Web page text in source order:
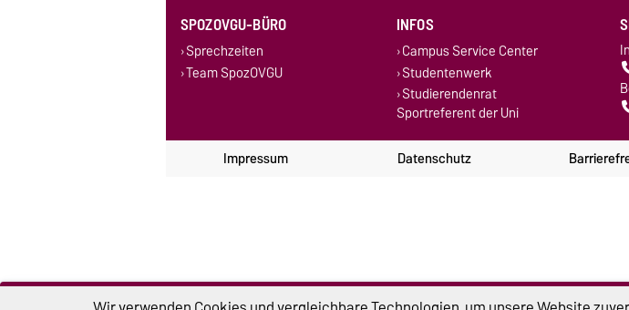
SPOZOVGU-BÜRO
Sprechzeiten
Team SpozOVGU
INFOS
Campus Service Center
Studentenwerk
Studierendenrat
Sportreferent der Uni
Impressum Datenschutz